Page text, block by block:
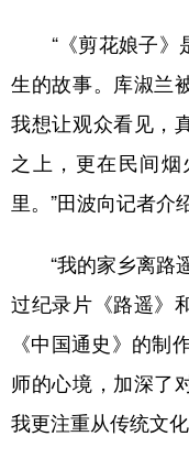
北京
辽宁
浙江
山东
四川
陕西 甘
“《剪花娘子》
生的故事。库淑兰
我想让观众看见，
之上，更在民间
里。”田波向记者介
“我的家乡离路遥
过纪录片《路遥》
《中国通史》的制
师的心境，加深了
我更注重从传统文